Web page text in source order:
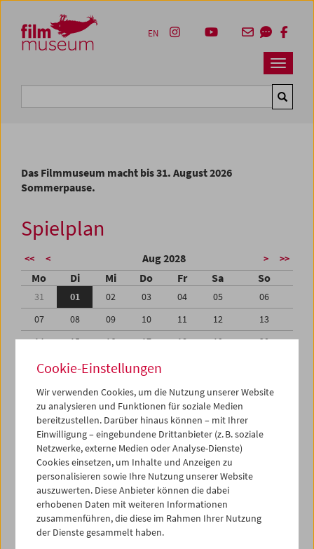
Zum Inhalt
Zum Hauptmenü
Zur Servicenavigation
Zum Suche
Navbar
EN
Das Filmmuseum macht bis 31. August 2026
Sommerpause.
Spielplan
<< < Aug 2028 > >>
Mo Di Mi Do Fr Sa So
31 01 02 03 04 05
06
07
08 09 10 11 12
13
14
15 16 17 18 19
20
21
22 23 24
28
30 01
03
04
05 06 07 08 09
iCalender
Programmheft-PDF
English language or subtitles
< Vorherige Woche
Cookie-Einstellungen
Wir verwenden Cookies, um die Nutzung unserer Website
zu analysieren und Funktionen für soziale Medien
bereitzustellen. Darüber hinaus können – mit Ihrer
Einwilligung – eingebundene Drittanbieter (z. B. soziale
Netzwerke, externe Medien oder Analyse-Dienste)
Cookies einsetzen, um Inhalte und Anzeigen zu
personalisieren sowie Ihre Nutzung unserer Website
auszuwerten. Diese Anbieter können die dabei
erhobenen Daten mit weiteren Informationen
zusammenführen, die diese im Rahmen Ihrer Nutzung
der Dienste gesammelt haben.